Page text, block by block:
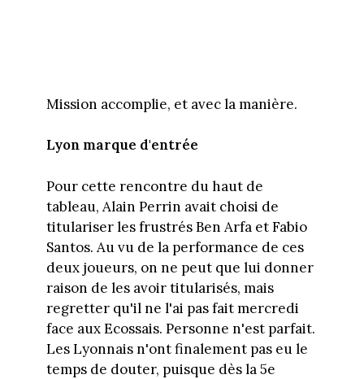
Mission accomplie, et avec la manière.
Lyon marque d'entrée
Pour cette rencontre du haut de
tableau, Alain Perrin avait choisi de
titulariser les frustrés Ben Arfa et Fabio
Santos. Au vu de la performance de ces
deux joueurs, on ne peut que lui donner
raison de les avoir titularisés, mais
regretter qu'il ne l'ai pas fait mercredi
face aux Ecossais. Personne n'est parfait.
Les Lyonnais n'ont finalement pas eu le
temps de douter, puisque dès la 5e